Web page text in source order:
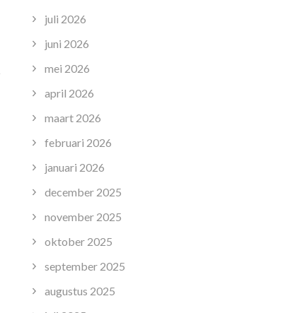
juli 2026
juni 2026
mei 2026
april 2026
maart 2026
februari 2026
januari 2026
december 2025
november 2025
oktober 2025
september 2025
augustus 2025